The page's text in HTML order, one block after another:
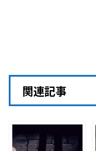
関連記事